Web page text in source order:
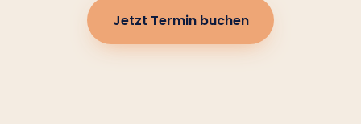
Jetzt Termin buchen